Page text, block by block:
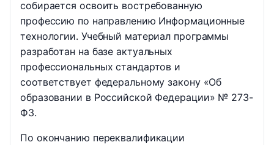
собирается освоить востребованную
профессию по направлению Информационные
технологии. Учебный материал программы
разработан на базе актуальных
профессиональных стандартов и
соответствует федеральному закону «Об
образовании в Российской Федерации» № 273-
ФЗ.
По окончанию переквалификации